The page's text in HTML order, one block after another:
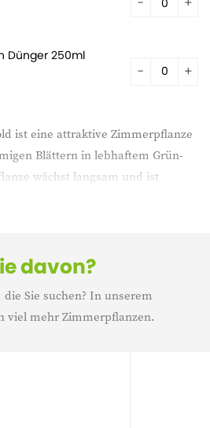
ist eine attraktive Zimmerpflanze
Blättern in lebhaftem Grün-
wächst langsam und ist
sie ideal für sowohl Anfänger als
Dünger 250ml
davon?
Sie suchen? In unserem
viel mehr Zimmerpflanzen.